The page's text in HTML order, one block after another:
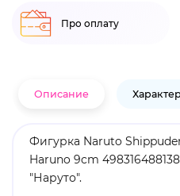
Про оплату
Описание
Фигурка Naruto
Haruno 9cm
"Наруто".